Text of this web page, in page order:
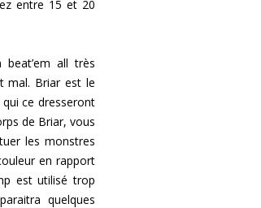
entre 15 et 20
all très
mal. Briar est le
ce dresseront
de Briar, vous
les monstres
en rapport
est utilisé trop
quelques